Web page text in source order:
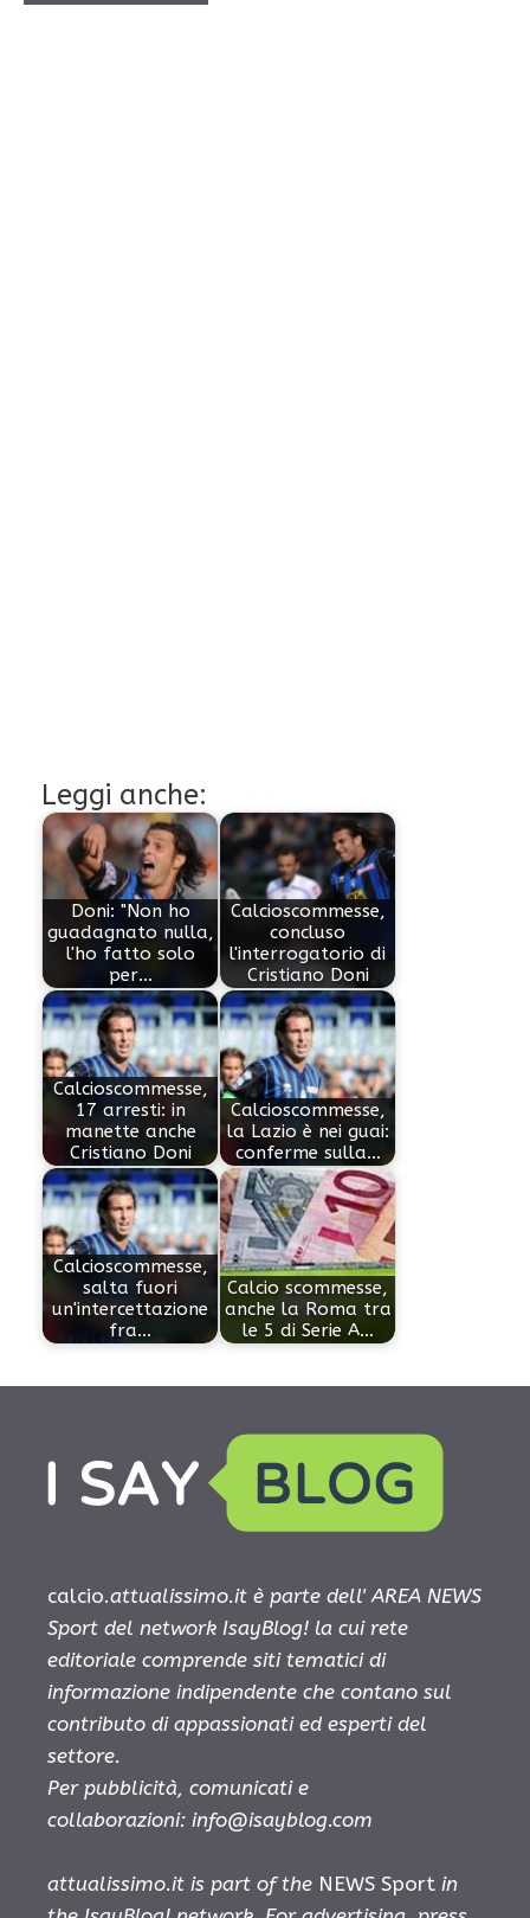
Leggi anche:
Doni: "Non ho
guadagnato nulla,
l'ho fatto solo
per…
Calcioscommesse,
concluso
l'interrogatorio di
Cristiano Doni
Calcioscommesse,
17 arresti: in
manette anche
Cristiano Doni
Calcioscommesse,
la Lazio è nei guai:
conferme sulla…
Calcioscommesse,
salta fuori
un'intercettazione
fra…
Calcio scommesse,
anche la Roma tra
le 5 di Serie A…
calcio.attualissimo.it è parte dell' AREA NEWS
Sport del network IsayBlog! la cui rete
editoriale comprende siti tematici di
informazione indipendente che contano sul
contributo di appassionati ed esperti del
settore.
Per pubblicità, comunicati e
collaborazioni: info@isayblog.com
attualissimo.it is part of the NEWS Sport in